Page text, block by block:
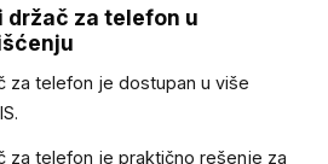
držač za telefon u
za telefon je dostupan u više
za telefon je praktično rešenje za